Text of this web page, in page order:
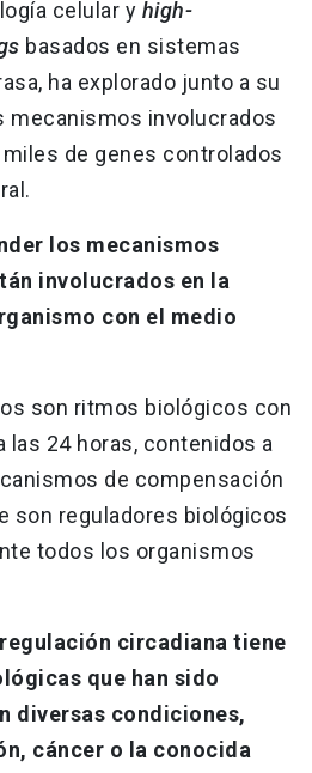
celular y high-
basados en sistemas
ha explorado junto a su
mecanismos involucrados
de genes controlados
los mecanismos
involucrados en la
con el medio
son ritmos biológicos con
las 24 horas, contenidos a
de compensación
son reguladores biológicos
todos los organismos
circadiana tiene
que han sido
diversas condiciones,
cáncer o la conocida